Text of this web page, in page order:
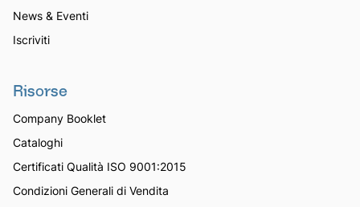
News & Eventi
Iscriviti
Risorse
Company Booklet
Cataloghi
Certificati Qualità ISO 9001:2015
Condizioni Generali di Vendita